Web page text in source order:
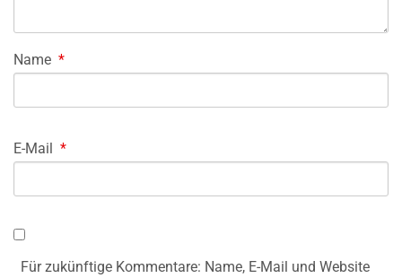
Name *
E-Mail *
Für zukünftige Kommentare: Name, E-Mail und Website